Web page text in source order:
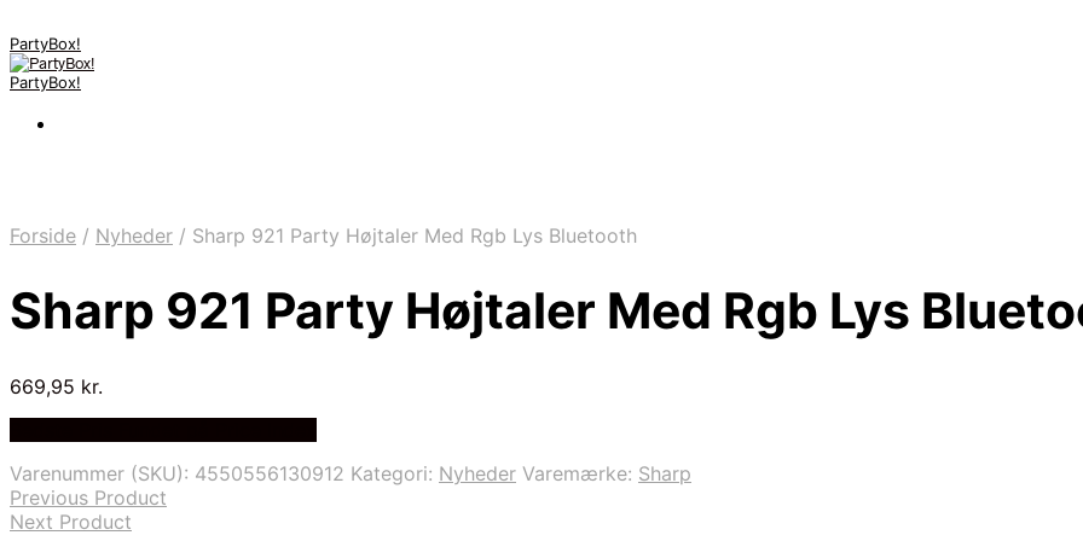
PartyBox!
PartyBox!
Forside / Nyheder / Sharp 921 Party Højtaler Med Rgb Lys Bluetooth
Sharp 921 Party Højtaler Med Rgb Lys
669,95 kr.
Varenummer (SKU): 4550556130912 Kategori: Nyheder Varemærke: Sharp
Previous Product
Next Product